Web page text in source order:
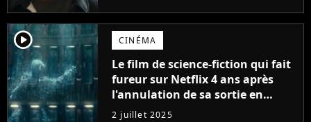
player2 CINÉMA
Le film de science-fiction qui fait
fureur sur Netflix 4 ans après
l'annulation de sa sortie en
salles
2 juillet 2025